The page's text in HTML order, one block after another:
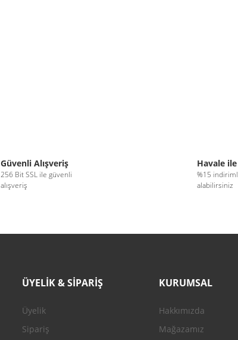
Güvenli Alışveriş
256 Bit SSL ile güvenli
alışveriş
Havale ile
%15
alabilirsiniz
ÜYELİK & SİPARİŞ
Üyelik
Sipariş
KURUMSAL
Hakkımızda
Mağazamız